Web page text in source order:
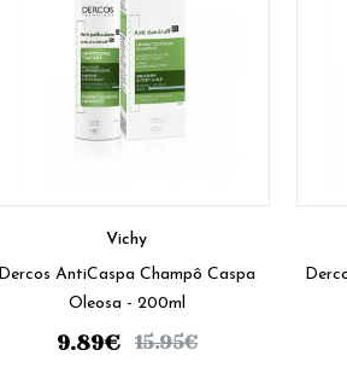
Vichy
Dercos AntiCaspa Champô Caspa
Oleosa - 200ml
9.89€ 15.95€